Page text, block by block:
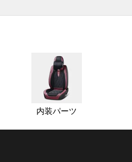
内装パーツ